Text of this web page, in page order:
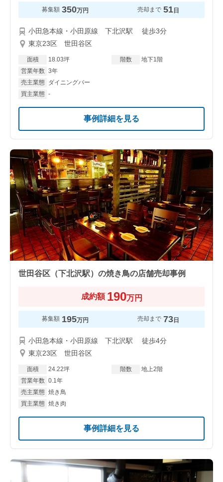
募集額 350万円 売却まで 51日
小田急本線・小田原線 下北沢駅 徒歩3分
東京23区 世田谷区
面積 18.03坪 階数
地下1階
営業年数 3年
売主業態
ダイニングバー
買主業態 -
事例詳細を見る
世田谷区（下北沢駅）の焼き鳥の店舗売却事例
成約額 190万円
募集額 195万円 売却まで 73日
小田急本線・小田原線 下北沢駅 徒歩4分
東京23区 世田谷区
面積 24.22坪 階数
地上2階
営業年数 0.1年
売主業態 焼き鳥
買主業態 焼き肉
事例詳細を見る